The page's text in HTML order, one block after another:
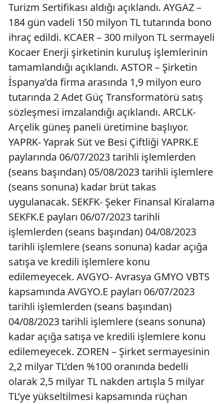
Turizm Sertifikası aldığı açıklandı. AYGAZ –
184 gün vadeli 150 milyon TL tutarında bono
ihraç edildi. KCAER – 300 milyon TL sermayeli
Kocaer Enerji şirketinin kuruluş işlemlerinin
tamamlandığı açıklandı. ASTOR – Şirketin
İspanya’da firma arasında 1,9 milyon euro
tutarında 2 Adet Güç Transformatörü satış
sözleşmesi imzalandığı açıklandı. ARCLK-
Arçelik güneş paneli üretimine başlıyor.
YAPRK- Yaprak Süt ve Besi Çiftliği YAPRK.E
paylarında 06/07/2023 tarihli işlemlerden
(seans başından) 05/08/2023 tarihli işlemlere
(seans sonuna) kadar brüt takas
uygulanacak. SEKFK- Şeker Finansal Kiralama
SEKFK.E payları 06/07/2023 tarihli
işlemlerden (seans başından) 04/08/2023
tarihli işlemlere (seans sonuna) kadar açığa
satışa ve kredili işlemlere konu
edilemeyecek. AVGYO- Avrasya GMYO VBTS
kapsamında AVGYO.E payları 06/07/2023
tarihli işlemlerden (seans başından)
04/08/2023 tarihli işlemlere (seans sonuna)
kadar açığa satışa ve kredili işlemlere konu
edilemeyecek. ZOREN – Şirket sermayesinin
2,2 milyar TL’den %100 oranında bedelli
olarak 2,5 milyar TL nakden artışla 5 milyar
TL’ye yükseltilmesi kapsamında rüçhan